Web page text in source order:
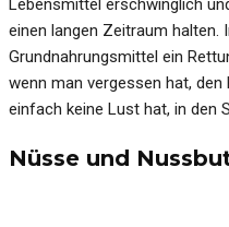
Lebensmittel erschwinglich
einen langen Zeitraum halten.
Grundnahrungsmittel ein
wenn man vergessen hat,
einfach keine Lust hat, in den
Nüsse und